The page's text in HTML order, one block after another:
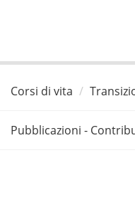
Corsi di vita
Pubblicazioni -